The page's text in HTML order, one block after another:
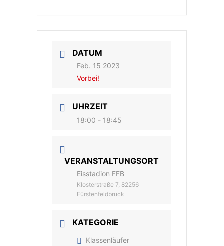
DATUM
Feb. 15 2023
Vorbei!
UHRZEIT
18:00 - 18:45
VERANSTALTUNGSORT
Eisstadion FFB
Klosterstraße 7, 82256
Fürstenfeldbruck
KATEGORIE
Klassenläufer